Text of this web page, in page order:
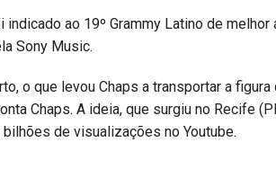
ao 19º Grammy Latino de melhor
Sony Music.
o que levou Chaps a transportar a figura
Chaps. A ideia, que surgiu no Recife
de visualizações no Youtube.